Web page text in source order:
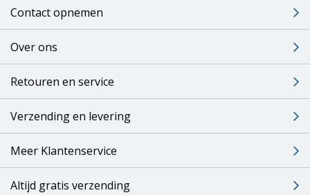
Contact opnemen
Over ons
Retouren en service
Verzending en levering
Meer Klantenservice
Altijd gratis verzending